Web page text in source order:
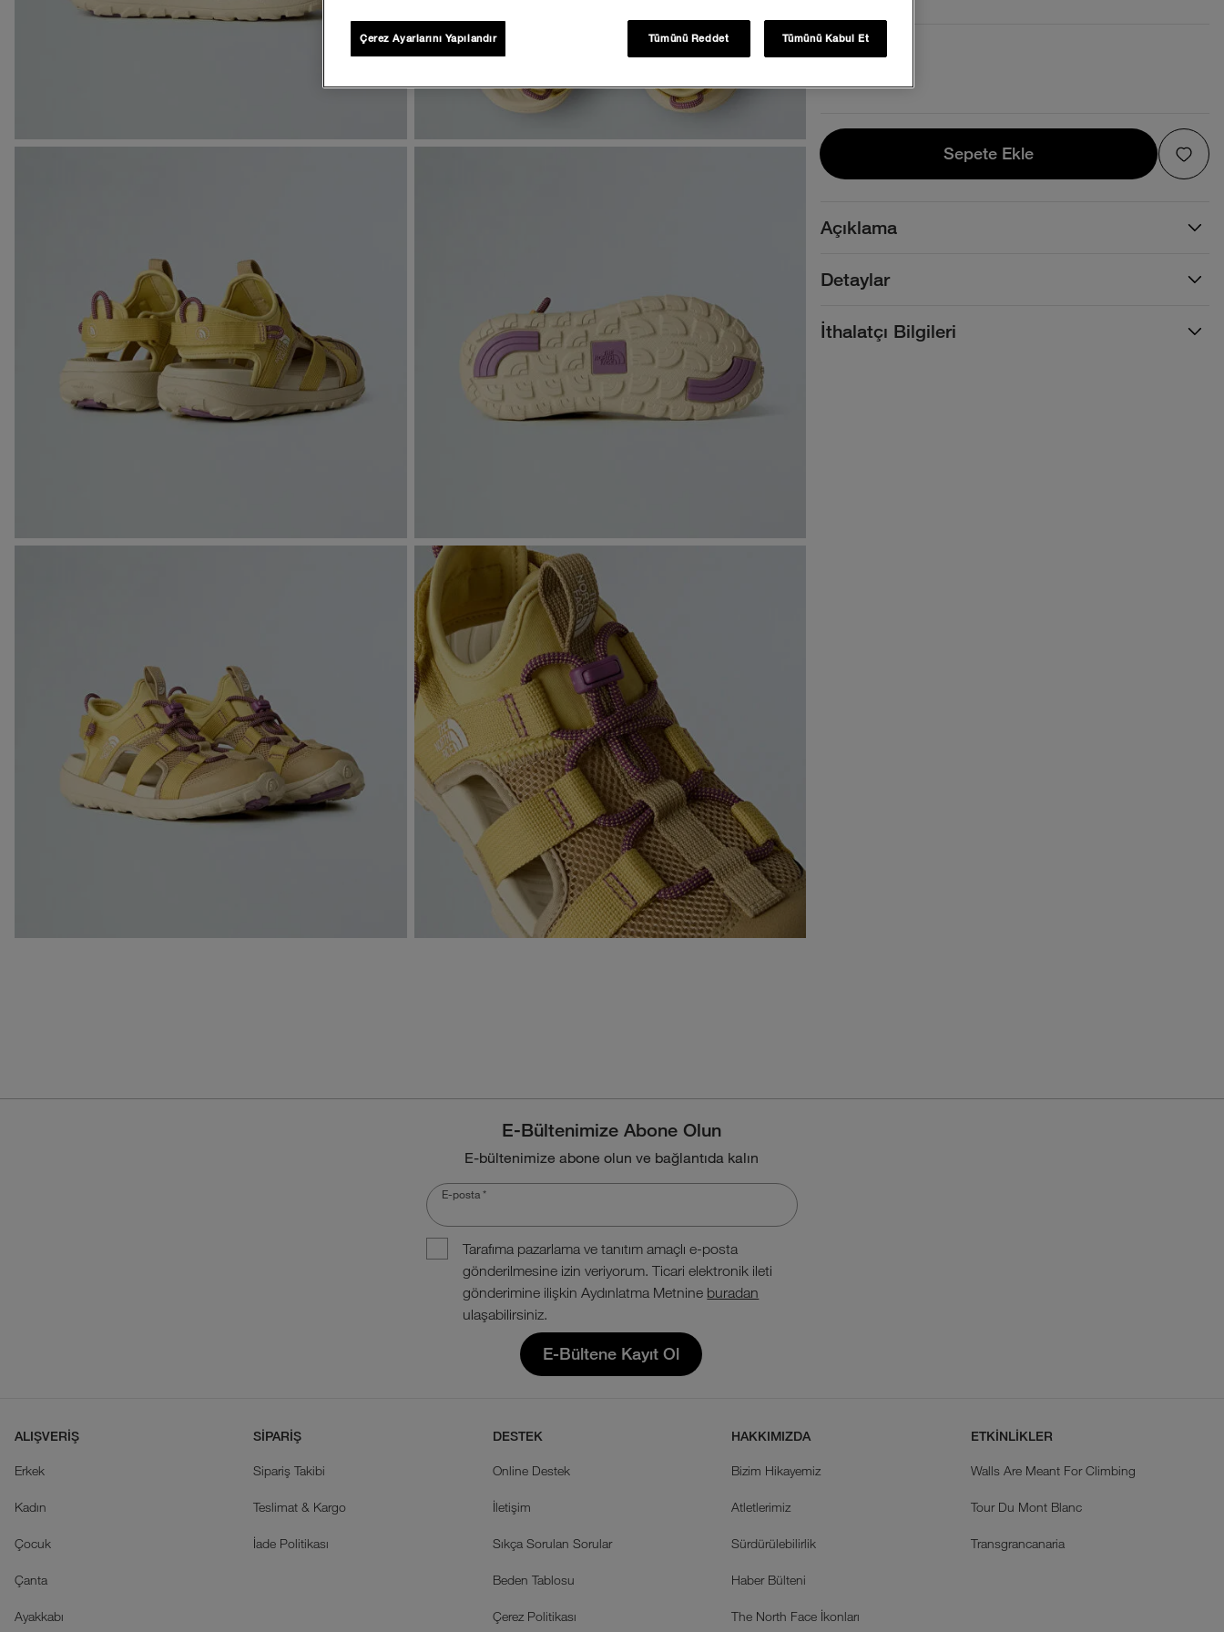
Sepete Ekle
Sepete Ekle
Açıklama
Detaylar
İthalatçı Bilgileri
E-Bültenimize Abone Olun
E-bültenimize abone olun ve bağlantıda kalın
E-posta *
Tarafıma pazarlama ve tanıtım amaçlı e-posta
gönderilmesine izin veriyorum. Ticari elektronik ileti
gönderimine ilişkin Aydınlatma Metnine buradan
ulaşabilirsiniz.
E-Bültene Kayıt Ol
ALIŞVERİŞ
Erkek
Kadın
Çocuk
Çanta
Ayakkabı
SİPARİŞ
Sipariş Takibi
Teslimat & Kargo
İade Politikası
DESTEK
Online Destek
İletişim
Sıkça Sorulan Sorular
Beden Tablosu
Çerez Politikası
HAKKIMIZDA
Bizim Hikayemiz
Atletlerimiz
Sürdürülebilirlik
Haber Bülteni
The North Face İkonları
ETKİNLİKLER
Walls Are Meant For Climbing
Tour Du Mont Blanc
Transgrancanaria
Tümünü Reddet Tümünü Kabul Et
Çerez Ayarlarını Yapılandır